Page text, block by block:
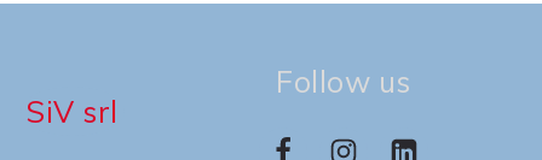
SiV srl
Follow us